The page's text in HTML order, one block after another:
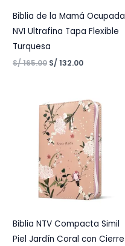
Biblia de la Mamá Ocupada
NVI Ultrafina Tapa Flexible
Turquesa
S/165.00 S/ 132.00
Biblia NTV Compacta Simil
Piel Jardín Coral con Cierre